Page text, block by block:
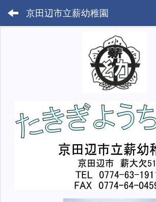
京田辺市立薪幼稚園